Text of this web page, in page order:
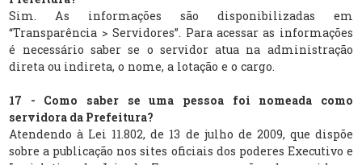
Sim. As informações são disponibilizadas em
“Transparência > Servidores”. Para acessar as informações
é necessário saber se o servidor atua na administração
direta ou indireta, o nome, a lotação e o cargo.
17 - Como saber se uma pessoa foi nomeada como
servidora da Prefeitura?
Atendendo à Lei 11.802, de 13 de julho de 2009, que dispõe
sobre a publicação nos sites oficiais dos poderes Executivo e